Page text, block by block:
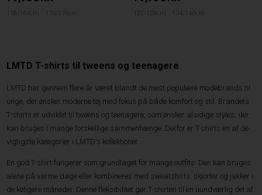
158/164cm 170/176cm 122/128cm 134/140cm
LMTD T-shirts til tweens og teenagere
LMTD har gennem flere år været blandt de mest populære modebrands til
unge, der ønsker moderne tøj med fokus på både komfort og stil. Brandets
T-shirts er udviklet til tweens og teenagere, som ønsker alsidige styles, der
kan bruges i mange forskellige sammenhænge. Derfor er T-shirts en af de
vigtigste kategorier i LMTD's kollektioner.
En god T-shirt fungerer som grundlaget for mange outfits. Den kan bruges
alene på varme dage eller kombineres med sweatshirts, skjorter og jakker i
de køligere måneder. Denne fleksibilitet gør T-shirten til en uundværlig del af